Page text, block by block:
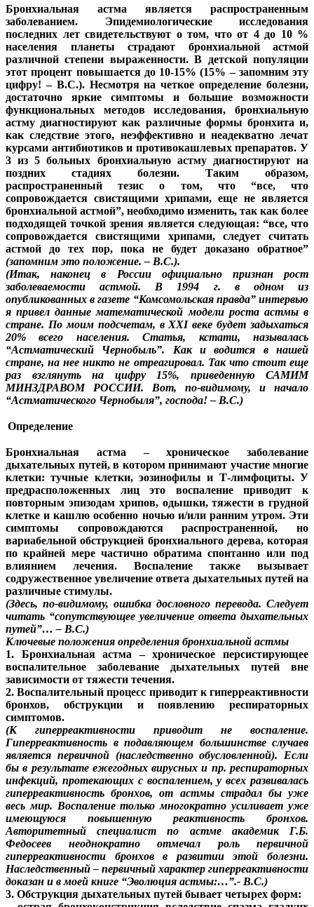
Бронхиальная астма является распространенным
заболеванием. Эпидемиологические исследования
последних лет свидетельствуют о том, что от 4 до 10 %
населения планеты страдают бронхиальной астмой
различной степени выраженности. В детской популяции
этот процент повышается до 10-15% (15% – запомним эту
цифру! – В.С.). Несмотря на четкое определение болезни,
достаточно яркие симптомы и большие возможности
функциональных методов исследования, бронхиальную
астму диагностируют как различные формы бронхита и,
как следствие этого, неэффективно и неадекватно лечат
курсами антибиотиков и противокашлевых препаратов. У
3 из 5 больных бронхиальную астму диагностируют на
поздних стадиях болезни. Таким образом,
распространенный тезис о том, что “все, что
сопровождается свистящими хрипами, еще не является
бронхиальной астмой”, необходимо изменить, так как более
подходящей точкой зрения является следующая: “все, что
сопровождается свистящими хрипами, следует считать
астмой до тех пор, пока не будет доказано обратное”
(запомним это положение. – В.С.).
(Итак, наконец в России официально признан рост
заболеваемости астмой. В 1994 г. в одном из
опубликованных в газете “Комсомольская правда” интервью
я привел данные математической модели роста астмы в
стране. По моим подсчетам, в XXI веке будет задыхаться
20% всего населения. Статья, кстати, называлась
“Астматический Чернобыль”. Как и водится в нашей
стране, на нее никто не отреагировал. Так что стоит еще
раз взглянуть на цифру 15%, приведенную САМИМ
МИНЗДРАВОМ РОССИИ. Вот, по-видимому, и начало
“Астматического Чернобыля”, господа! – В.С.)
Определение
Бронхиальная астма – хроническое заболевание
дыхательных путей, в котором принимают участие многие
клетки: тучные клетки, эозинофилы и Т-лимфоциты. У
предрасположенных лиц это воспаление приводит к
повторным эпизодам хрипов, одышки, тяжести в грудной
клетке и кашлю особенно ночью и/или ранним утром. Эти
симптомы сопровождаются распространенной, но
вариабельной обструкцией бронхиального дерева, которая
по крайней мере частично обратима спонтанно или под
влиянием лечения. Воспаление также вызывает
содружественное увеличение ответа дыхательных путей на
различные стимулы.
(Здесь, по-видимому, ошибка дословного перевода. Следует
читать “сопутствующее увеличение ответа дыхательных
путей”… – В.С.)
Ключевые положения определения бронхиальной астмы
1. Бронхиальная астма – хроническое персистирующее
воспалительное заболевание дыхательных путей вне
зависимости от тяжести течения.
2. Воспалительный процесс приводит к гиперреактивности
бронхов, обструкции и появлению респираторных
симптомов.
(К гиперреактивности приводит не воспаление.
Гиперреактивность в подавляющем большинстве случаев
является первичной (наследственно обусловленной). Если
бы в результате ежегодных вирусных и пр. респираторных
инфекций, протекающих с воспалением, у всех развивалась
гиперреактивность бронхов, от астмы страдал бы уже
весь мир. Воспаление только многократно усиливает уже
имеющуюся повышенную реактивность бронхов.
Авторитетный специалист по астме академик Г.Б.
Федосеев неоднократно отмечал роль первичной
гиперреактивности бронхов в развитии этой болезни.
Наследственный – первичный характер гиперреактивности
доказан и в моей книге “Эволюция астмы:…”.- В.С.)
3. Обструкция дыхательных путей бывает четырех форм: